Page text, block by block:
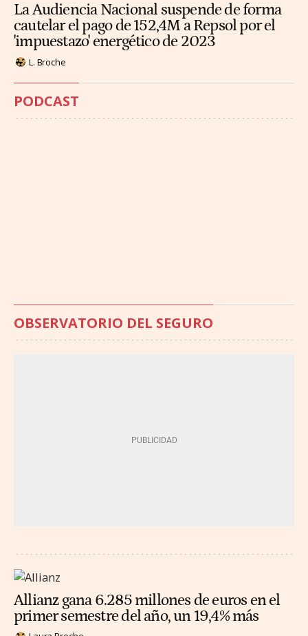
La Audiencia Nacional suspende de forma
cautelar el pago de 152,4M a Repsol por el
'impuestazo' energético de 2023
L. Broche
PODCAST
OBSERVATORIO DEL SEGURO
Allianz gana 6.285 millones de euros en el
primer semestre del año, un 19,4% más